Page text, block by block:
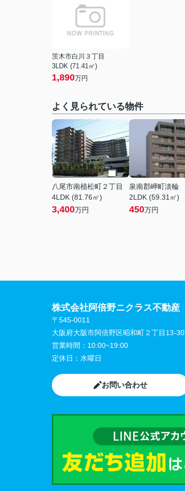
茨木市白川３丁目
3LDK (71.41㎡)
1,890万円
よく見られている物件
八尾市南植松町２丁目
4LDK (81.76㎡)
3,400万円
泉南郡岬町淡輪
2LDK (59.31㎡)
450万円
株式会社阿倍野ニクラス不動産
〒545-0011
大阪府大阪市阿倍野区昭和町２丁目13-30
営業時間： 10:00~19:00
定休日： 水曜日
お問い合わせ